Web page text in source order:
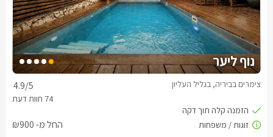
נוף ליער
4.9/5 צימרים בביריה, בגליל העליון
החל מ- ₪900